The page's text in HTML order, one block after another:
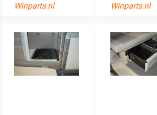
Winparts.nl
Winparts.nl